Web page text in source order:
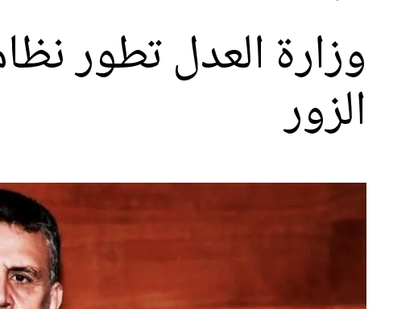
وزارة العدل تطور
الزور